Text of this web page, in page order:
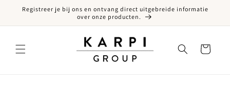
naar de content
Registreer je bij ons en ontvang direct uitgebreide informatie
over onze producten.
Winkelwagen